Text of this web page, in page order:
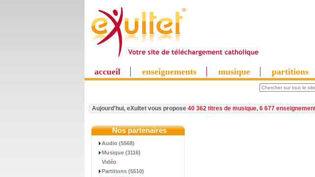
accueil enseignements musique partitions
Aujourd'hui, eXultet vous propose 40 362 titres de musique, 6 677
Nos partenaires
Audio (5568)
Musique (3116)
Vidéo
Partitions (5510)